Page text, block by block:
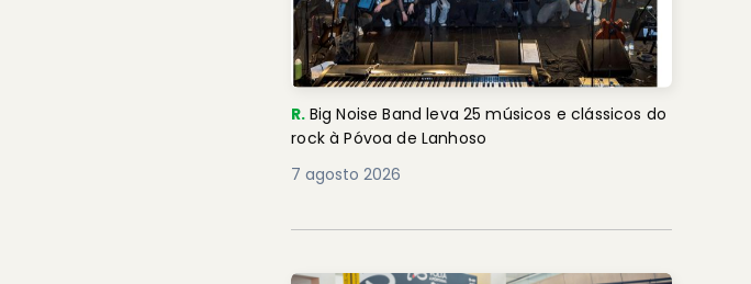
R. Big Noise Band leva 25 músicos e clássicos do
rock à Póvoa de Lanhoso
7 agosto 2026